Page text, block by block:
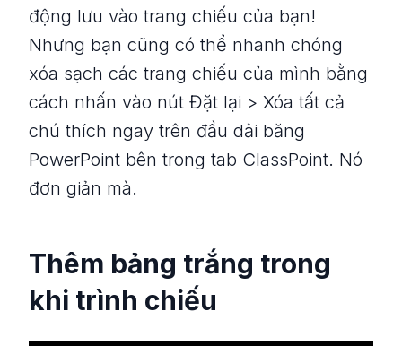
động lưu vào trang chiếu của bạn!
Nhưng bạn cũng có thể nhanh chóng
xóa sạch các trang chiếu của mình bằng
cách nhấn vào nút Đặt lại > Xóa tất cả
chú thích ngay trên đầu dải băng
PowerPoint bên trong tab ClassPoint. Nó
đơn giản mà.
Thêm bảng trắng trong
khi trình chiếu